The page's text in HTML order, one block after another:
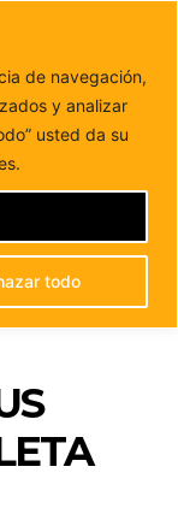
de navegación,
y analizar
usted da su
todo
Mundial Sin